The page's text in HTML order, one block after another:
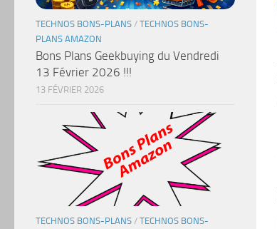
TECHNOS BONS-PLANS / TECHNOS BONS-
PLANS AMAZON
Bons Plans Geekbuying du Vendredi
13 Février 2026 !!!
13 FÉVRIER 2026
TECHNOS BONS-PLANS / TECHNOS BONS-